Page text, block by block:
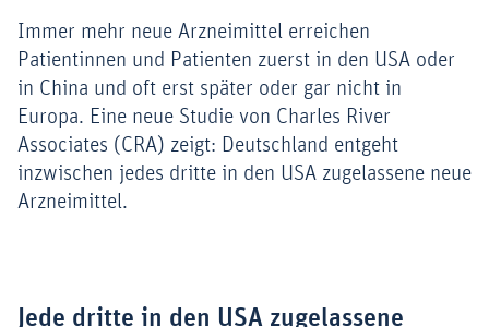
Mitglied werden!
Immer mehr neue Arzneimittel erreichen
Patientinnen und Patienten zuerst in den USA oder
in China und oft erst später oder gar nicht in
Europa. Eine neue Studie von Charles River
Associates (CRA) zeigt: Deutschland entgeht
inzwischen jedes dritte in den USA zugelassene neue
Arzneimittel.
Jede dritte in den USA zugelassene